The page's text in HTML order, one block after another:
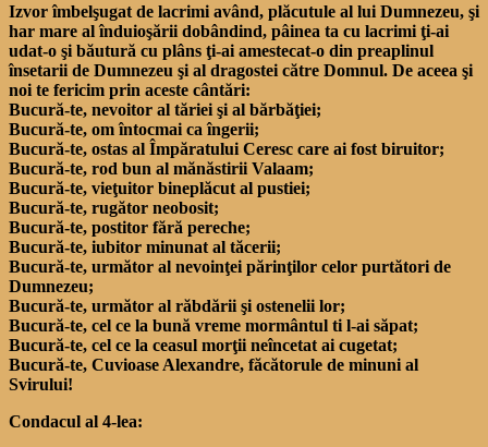
Izvor îmbelşugat de lacrimi având, plăcutule al lui Dumnezeu, şi
har mare al înduioşării dobândind, pâinea ta cu lacrimi ţi-ai
udat-o şi băutură cu plâns ţi-ai amestecat-o din preaplinul
însetarii de Dumnezeu şi al dragostei către Domnul. De aceea şi
noi te fericim prin aceste cântări:
Bucură-te, nevoitor al tăriei şi al bărbăţiei;
Bucură-te, om întocmai ca îngerii;
Bucură-te, ostas al Împăratului Ceresc care ai fost biruitor;
Bucură-te, rod bun al mănăstirii Valaam;
Bucură-te, vieţuitor bineplăcut al pustiei;
Bucură-te, rugător neobosit;
Bucură-te, postitor fără pereche;
Bucură-te, iubitor minunat al tăcerii;
Bucură-te, următor al nevoinţei părinţilor celor purtători de
Dumnezeu;
Bucură-te, următor al răbdării şi ostenelii lor;
Bucură-te, cel ce la bună vreme mormântul ti l-ai săpat;
Bucură-te, cel ce la ceasul morţii neîncetat ai cugetat;
Bucură-te, Cuvioase Alexandre, făcătorule de minuni al
Svirului!
Condacul al 4-lea: